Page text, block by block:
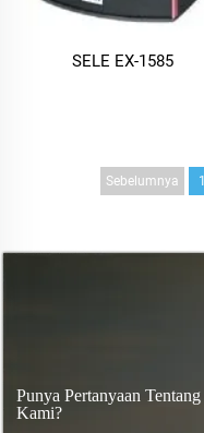
SELE EX-1585
Sebelumnya 1
Punya Pertanyaan Tentang
Kami?